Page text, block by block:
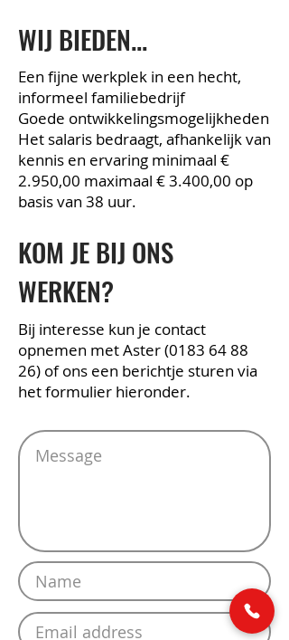
WIJ BIEDEN...
Een fijne werkplek in een hecht,
informeel familiebedrijf
Goede ontwikkelingsmogelijkheden
Het salaris bedraagt, afhankelijk van
kennis en ervaring minimaal €
2.950,00 maximaal € 3.400,00 op
basis van 38 uur.
KOM JE BIJ ONS
WERKEN?
Bij interesse kun je contact
opnemen met Aster(0183 64 88
26) of ons een berichtje sturen via
het formulier hieronder.